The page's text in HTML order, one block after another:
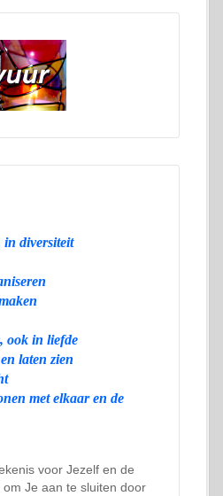
in diversiteit
ook in liefde
laten zien
met elkaar en de
voor Jezelf en de
Je aan te sluiten door